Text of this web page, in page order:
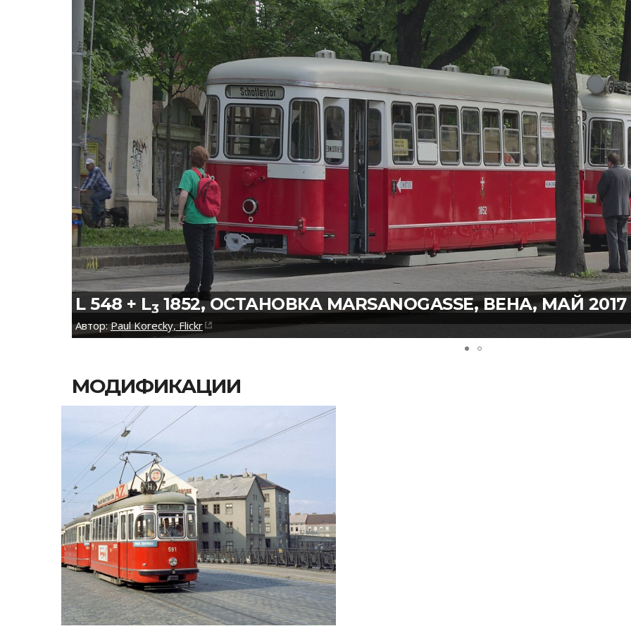
L 548 + L3 1852, ОСТАНОВКА MARSANOGASSE, ВЕНА, МАЙ 2017
Автор:Paul Korecky, Flickr
МОДИФИКАЦИИ